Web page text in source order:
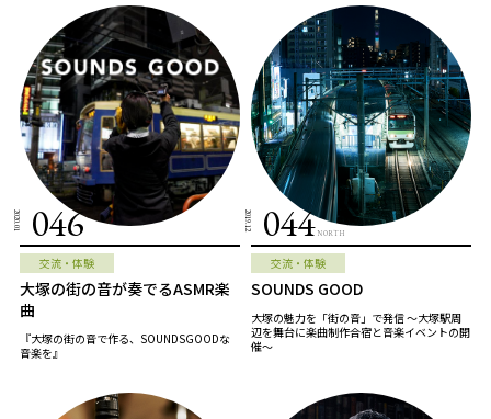
2020.01 046
交流・体験
大塚の街の音が奏でるASMR楽
曲
『大塚の街の音で作る、SOUNDSGOODな
音楽を』
2019.12 044 NORTH
交流・体験
SOUNDS GOOD
大塚の魅力を「街の音」で発信 ～大塚駅周
辺を舞台に楽曲制作合宿と音楽イベントの開
催～